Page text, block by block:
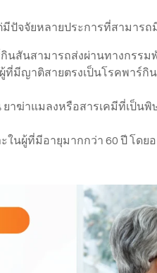
ปัจจัยหลายประการที่สามารถ
นสันสามารถส่งผ่านทางกรรม
มีญาติสายตรงเป็นโรคพาร์กิ
าฆ่าแมลงหรือสารเคมีที่เป็นพิ
นผู้ที่มีอายุมากกว่า 60 ปี โดย